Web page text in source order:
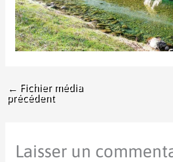
← Fichier média
précédent
Laisser un